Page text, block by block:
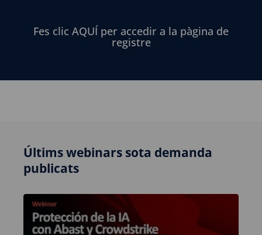
Fes clic AQUÍ per accedir a la pàgina de
registre
Últims webinars sota demanda
publicats